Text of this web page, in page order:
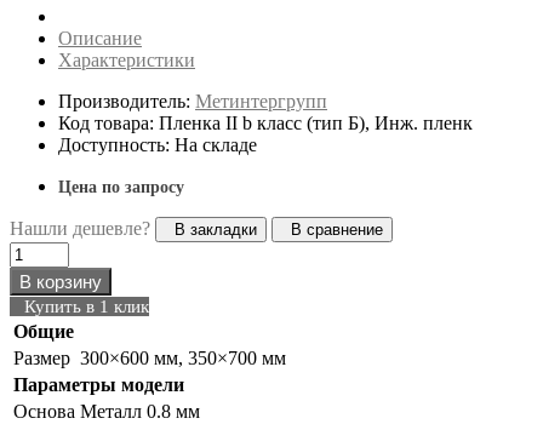
Описание
Характеристики
Производитель: Метинтергрупп
Код товара: Пленка II b класс (тип Б), Инж. пленк
Доступность: На складе
Цена по запросу
Нашли дешевле? В закладки В сравнение
В корзину
Купить в 1 клик
Общие
Размер 300×600 мм, 350×700 мм
Параметры модели
Основа Металл 0.8 мм